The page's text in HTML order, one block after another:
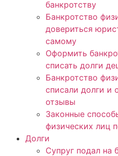
банкротству
Банкротство
довериться
самому
Оформить
списать долги
Банкротство
списали долги и
отзывы
Законные
физических лиц
Долги
Супруг подал на